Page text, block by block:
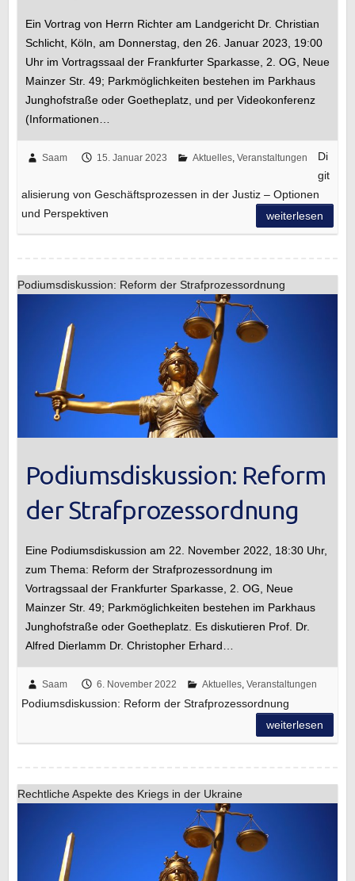
Ein Vortrag von Herrn Richter am Landgericht Dr. Christian
Schlicht, Köln, am Donnerstag, den 26. Januar 2023, 19:00
Uhr im Vortragssaal der Frankfurter Sparkasse, 2. OG, Neue
Mainzer Str. 49; Parkmöglichkeiten bestehen im Parkhaus
Junghofstraße oder Goetheplatz, und per Videokonferenz
(Informationen…
Saam 15. Januar 2023 Aktuelles, Veranstaltungen
Di
git
alisierung von Geschäftsprozessen in der Justiz – Optionen
und Perspektiven
weiterlesen
Podiumsdiskussion: Reform der Strafprozessordnung
Podiumsdiskussion: Reform
der Strafprozessordnung
Eine Podiumsdiskussion am 22. November 2022, 18:30 Uhr,
zum Thema: Reform der Strafprozessordnung im
Vortragssaal der Frankfurter Sparkasse, 2. OG, Neue
Mainzer Str. 49; Parkmöglichkeiten bestehen im Parkhaus
Junghofstraße oder Goetheplatz. Es diskutieren Prof. Dr.
Alfred Dierlamm Dr. Christopher Erhard…
Saam 6. November 2022 Aktuelles, Veranstaltungen
Podiumsdiskussion: Reform der Strafprozessordnung
weiterlesen
Rechtliche Aspekte des Kriegs in der Ukraine